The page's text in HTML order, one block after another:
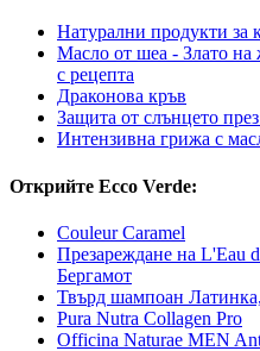
Натурални продукти за
Масло от шеа - Злато на
с рецепта
Драконова кръв
Защита от слънцето
Интензивна грижа с
Открийте Ecco Verde:
Couleur Caramel
Презареждане на L'Eau
Бергамот
Твърд шампоан
Pura Nutra Collagen Pro
Officina Naturae MEN